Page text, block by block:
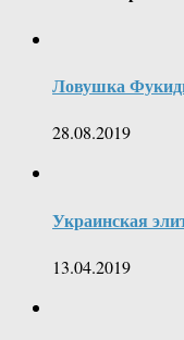
Ловушка
28.08.2019
Украинская
13.04.2019